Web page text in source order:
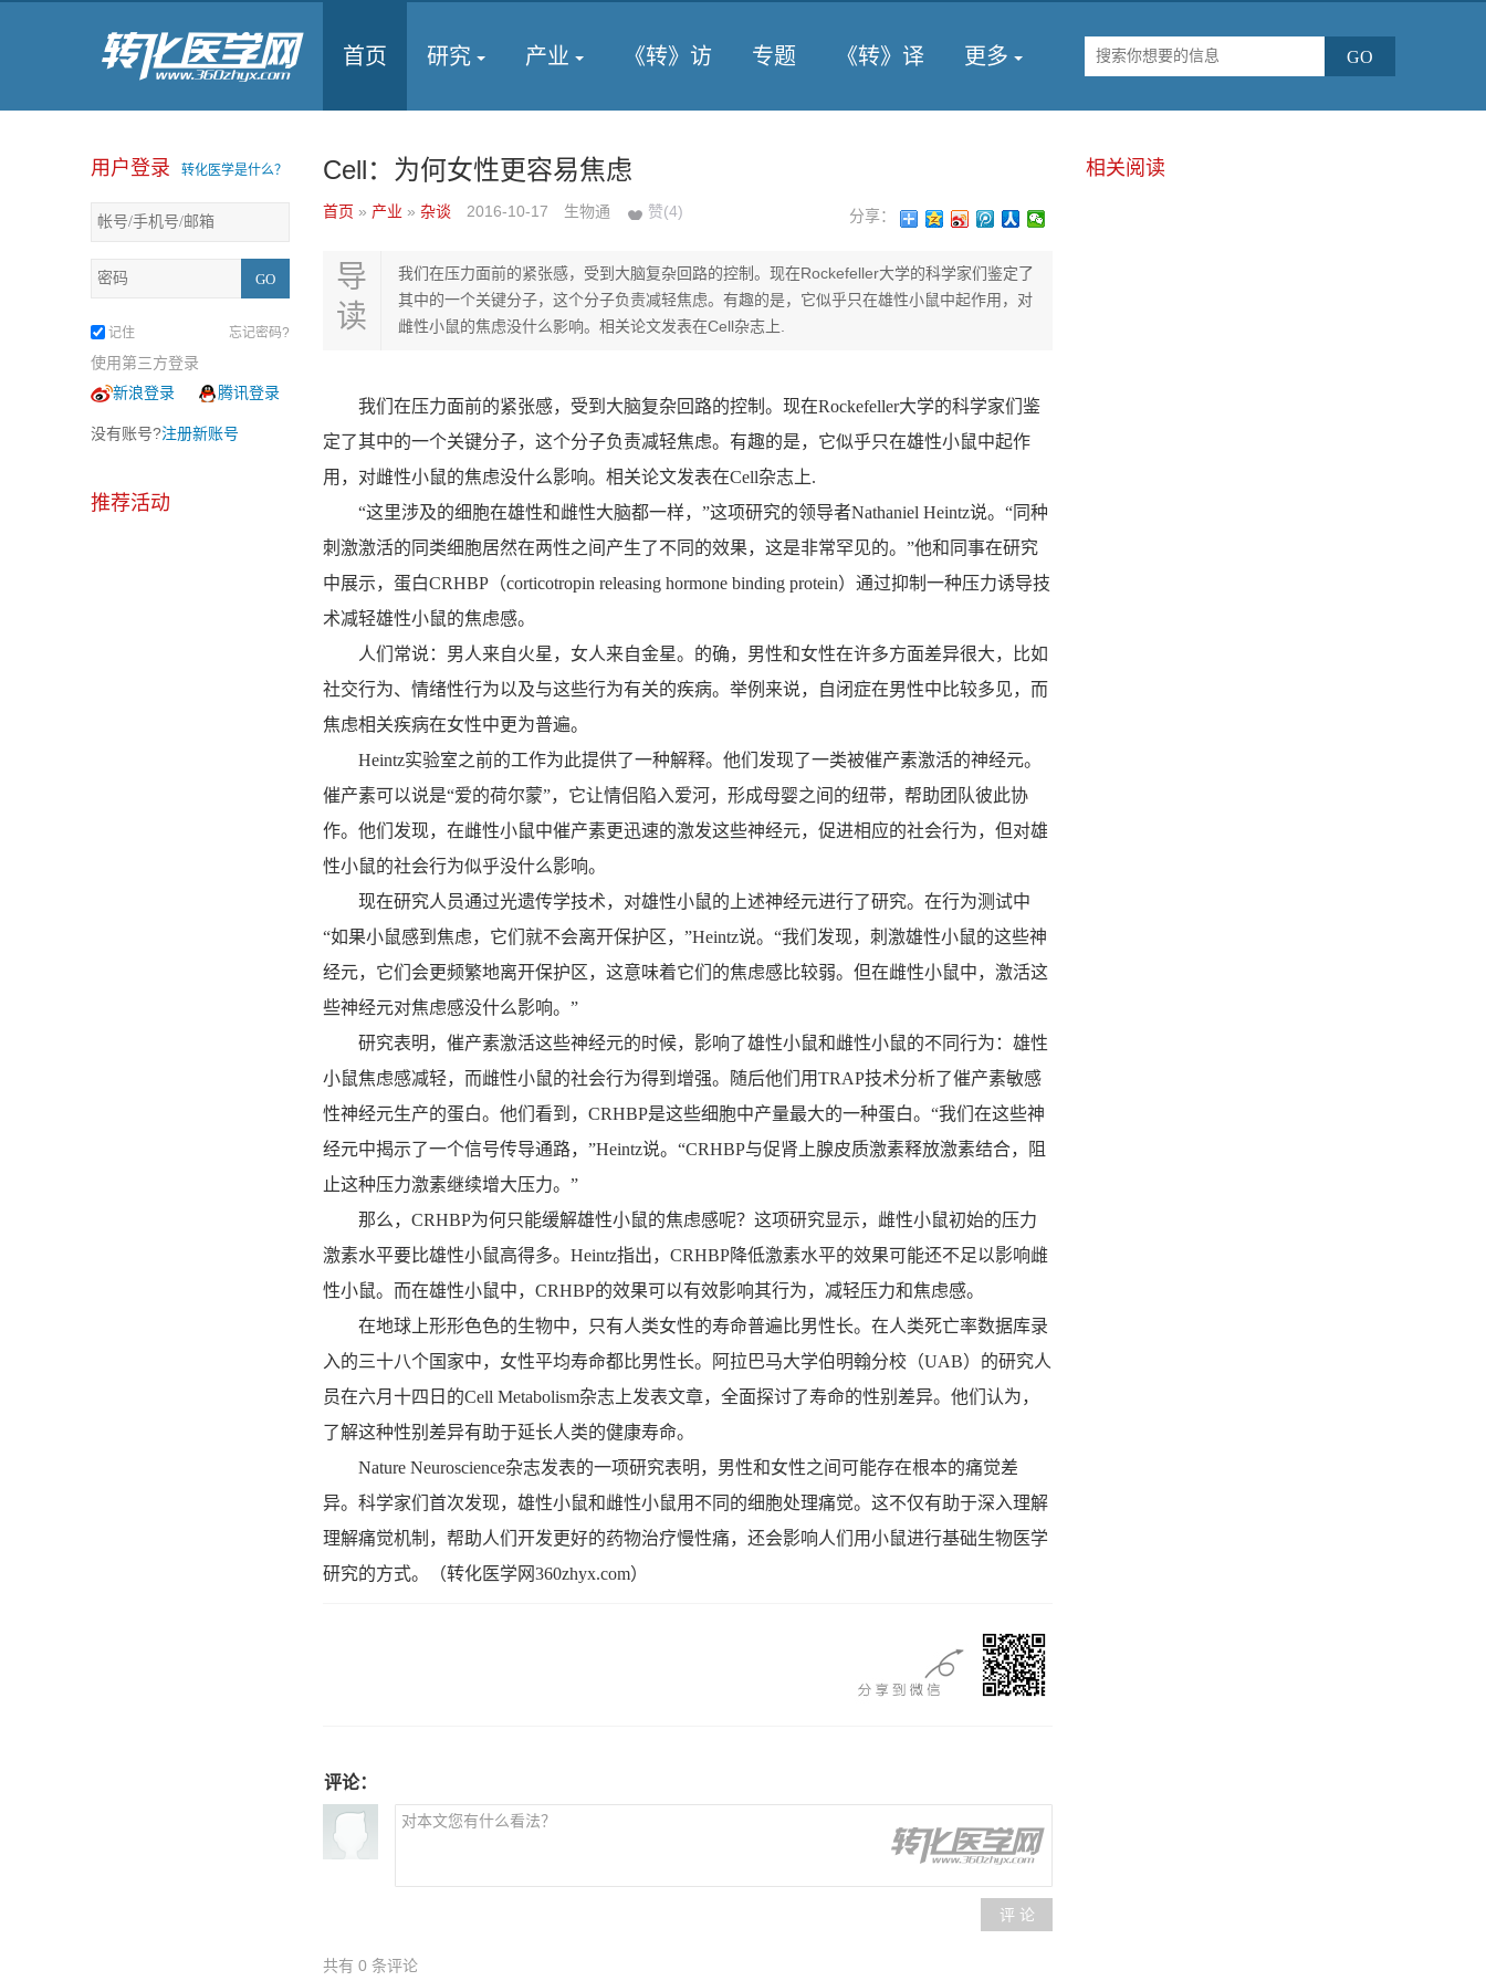
首页 研究 产业 《转》访 专题 《转》译 更多
用户登录 转化医学是什么？
记住 忘记密码?
使用第三方登录
新浪登录
腾讯登录
没有账号?注册新账号
推荐活动
Cell：为何女性更容易焦虑
首页 » 产业 » 杂谈 2016-10-17 生物通 赞(4) 分享：
导
读
我们在压力面前的紧张感，受到大脑复杂回路的控制。现在Rockefeller大学的科学家们鉴定了
其中的一个关键分子，这个分子负责减轻焦虑。有趣的是，它似乎只在雄性小鼠中起作用，对
雌性小鼠的焦虑没什么影响。相关论文发表在Cell杂志上.
我们在压力面前的紧张感，受到大脑复杂回路的控制。现在Rockefeller大学的科学家们鉴
定了其中的一个关键分子，这个分子负责减轻焦虑。有趣的是，它似乎只在雄性小鼠中起作
用，对雌性小鼠的焦虑没什么影响。相关论文发表在Cell杂志上.
“这里涉及的细胞在雄性和雌性大脑都一样，”这项研究的领导者Nathaniel Heintz说。“同种
刺激激活的同类细胞居然在两性之间产生了不同的效果，这是非常罕见的。”他和同事在研究
中展示，蛋白CRHBP（corticotropin releasing hormone binding protein）通过抑制一种压力诱导技
术减轻雄性小鼠的焦虑感。
人们常说：男人来自火星，女人来自金星。的确，男性和女性在许多方面差异很大，比如
社交行为、情绪性行为以及与这些行为有关的疾病。举例来说，自闭症在男性中比较多见，而
焦虑相关疾病在女性中更为普遍。
Heintz实验室之前的工作为此提供了一种解释。他们发现了一类被催产素激活的神经元。
催产素可以说是“爱的荷尔蒙”，它让情侣陷入爱河，形成母婴之间的纽带，帮助团队彼此协
作。他们发现，在雌性小鼠中催产素更迅速的激发这些神经元，促进相应的社会行为，但对雄
性小鼠的社会行为似乎没什么影响。
现在研究人员通过光遗传学技术，对雄性小鼠的上述神经元进行了研究。在行为测试中
“如果小鼠感到焦虑，它们就不会离开保护区，”Heintz说。“我们发现，刺激雄性小鼠的这些神
经元，它们会更频繁地离开保护区，这意味着它们的焦虑感比较弱。但在雌性小鼠中，激活这
些神经元对焦虑感没什么影响。”
研究表明，催产素激活这些神经元的时候，影响了雄性小鼠和雌性小鼠的不同行为：雄性
小鼠焦虑感减轻，而雌性小鼠的社会行为得到增强。随后他们用TRAP技术分析了催产素敏感
性神经元生产的蛋白。他们看到，CRHBP是这些细胞中产量最大的一种蛋白。“我们在这些神
经元中揭示了一个信号传导通路，”Heintz说。“CRHBP与促肾上腺皮质激素释放激素结合，阻
止这种压力激素继续增大压力。”
那么，CRHBP为何只能缓解雄性小鼠的焦虑感呢？这项研究显示，雌性小鼠初始的压力
激素水平要比雄性小鼠高得多。Heintz指出，CRHBP降低激素水平的效果可能还不足以影响雌
性小鼠。而在雄性小鼠中，CRHBP的效果可以有效影响其行为，减轻压力和焦虑感。
在地球上形形色色的生物中，只有人类女性的寿命普遍比男性长。在人类死亡率数据库录
入的三十八个国家中，女性平均寿命都比男性长。阿拉巴马大学伯明翰分校（UAB）的研究人
员在六月十四日的Cell Metabolism杂志上发表文章，全面探讨了寿命的性别差异。他们认为，
了解这种性别差异有助于延长人类的健康寿命。
Nature Neuroscience杂志发表的一项研究表明，男性和女性之间可能存在根本的痛觉差
异。科学家们首次发现，雄性小鼠和雌性小鼠用不同的细胞处理痛觉。这不仅有助于深入理解
理解痛觉机制，帮助人们开发更好的药物治疗慢性痛，还会影响人们用小鼠进行基础生物医学
研究的方式。（转化医学网360zhyx.com）
评论：
评 论
共有 0 条评论
相关阅读